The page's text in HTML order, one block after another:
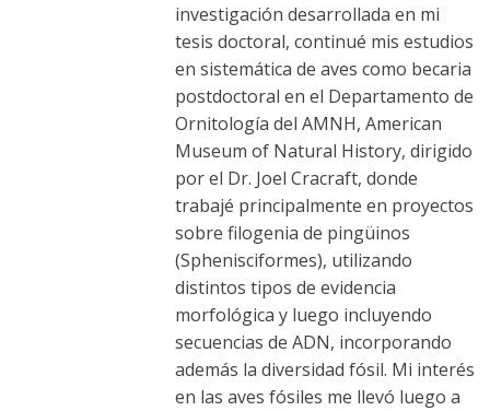
investigación desarrollada en mi
tesis doctoral, continué mis estudios
en sistemática de aves como becaria
postdoctoral en el Departamento de
Ornitología del AMNH, American
Museum of Natural History, dirigido
por el Dr. Joel Cracraft, donde
trabajé principalmente en proyectos
sobre filogenia de pingüinos
(Sphenisciformes), utilizando
distintos tipos de evidencia
morfológica y luego incluyendo
secuencias de ADN, incorporando
además la diversidad fósil. Mi interés
en las aves fósiles me llevó luego a